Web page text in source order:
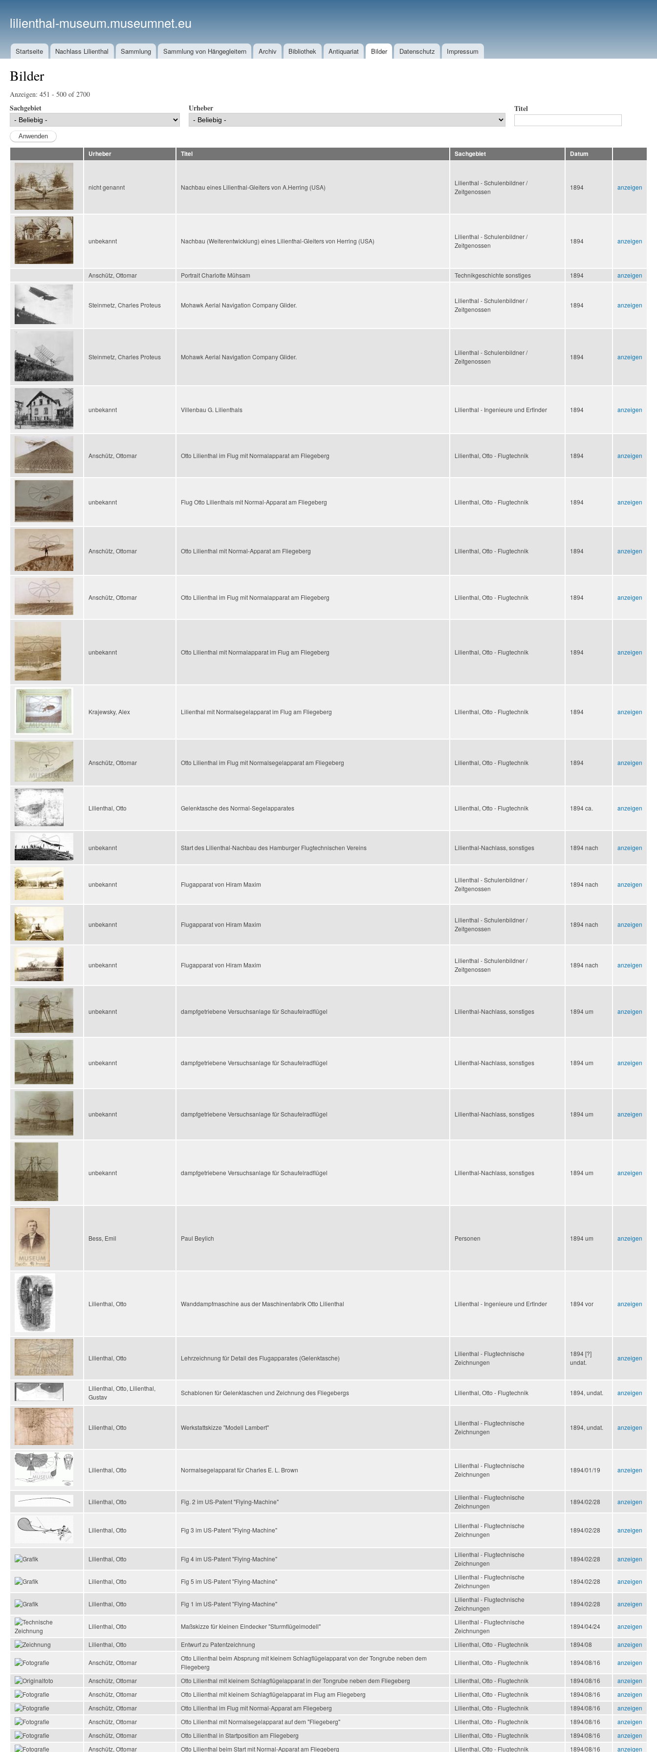
lilienthal-museum.museumnet.eu
Startseite Nachlass Lilienthal Sammlung Sammlung von Hängegleitern Archiv Bibliothek Antiquariat Bilder Datenschutz Impressum
Bilder
Anzeigen: 451 - 500 of 2700
Sachgebiet Urheber Titel
Urheber Titel Sachgebiet Datum
nicht genannt Nachbau eines Lilienthal-Gleiters von A.Herring (USA)
Lilienthal - Schulenbildner /
Zeitgenossen
1894 anzeigen
unbekannt Nachbau (Weiterentwicklung) eines Lilienthal-Gleiters von Herring (USA)
Lilienthal - Schulenbildner /
Zeitgenossen
1894 anzeigen
Anschütz, Ottomar Portrait Charlotte Mühsam Technikgeschichte sonstiges 1894 anzeigen
Steinmetz, Charles Proteus Mohawk Aerial Navigation Company Glider.
Lilienthal - Schulenbildner /
Zeitgenossen
1894 anzeigen
Steinmetz, Charles Proteus Mohawk Aerial Navigation Company Glider.
Lilienthal - Schulenbildner /
Zeitgenossen
1894 anzeigen
unbekannt Villenbau G. Lilienthals Lilienthal - Ingenieure und Erfinder 1894 anzeigen
Anschütz, Ottomar Otto Lilienthal im Flug mit Normalapparat am Fliegeberg Lilienthal, Otto - Flugtechnik 1894 anzeigen
unbekannt Flug Otto Lilienthals mit Normal-Apparat am Fliegeberg Lilienthal, Otto - Flugtechnik 1894 anzeigen
Anschütz, Ottomar Otto Lilienthal mit Normal-Apparat am Fliegeberg Lilienthal, Otto - Flugtechnik 1894 anzeigen
Anschütz, Ottomar Otto Lilienthal im Flug mit Normalapparat am Fliegeberg Lilienthal, Otto - Flugtechnik 1894 anzeigen
unbekannt Otto Lilienthal mit Normalapparat im Flug am Fliegeberg Lilienthal, Otto - Flugtechnik 1894 anzeigen
Krajewsky, Alex Lilienthal mit Normalsegelapparat im Flug am Fliegeberg Lilienthal, Otto - Flugtechnik 1894 anzeigen
Anschütz, Ottomar Otto Lilienthal im Flug mit Normalsegelapparat am Fliegeberg Lilienthal, Otto - Flugtechnik 1894 anzeigen
Lilienthal, Otto Gelenktasche des Normal-Segelapparates Lilienthal, Otto - Flugtechnik 1894 ca. anzeigen
unbekannt Start des Lilienthal-Nachbau des Hamburger Flugtechnischen Vereins Lilienthal-Nachlass, sonstiges 1894 nach anzeigen
unbekannt Flugapparat von Hiram Maxim
Lilienthal - Schulenbildner /
Zeitgenossen
1894 nach anzeigen
unbekannt Flugapparat von Hiram Maxim
Lilienthal - Schulenbildner /
Zeitgenossen
1894 nach anzeigen
unbekannt Flugapparat von Hiram Maxim
Lilienthal - Schulenbildner /
Zeitgenossen
1894 nach anzeigen
unbekannt dampfgetriebene Versuchsanlage für Schaufelradflügel Lilienthal-Nachlass, sonstiges 1894 um anzeigen
unbekannt dampfgetriebene Versuchsanlage für Schaufelradflügel Lilienthal-Nachlass, sonstiges 1894 um anzeigen
unbekannt dampfgetriebene Versuchsanlage für Schaufelradflügel Lilienthal-Nachlass, sonstiges 1894 um anzeigen
unbekannt dampfgetriebene Versuchsanlage für Schaufelradflügel Lilienthal-Nachlass, sonstiges 1894 um anzeigen
Bess, Emil Paul Beylich Personen 1894 um anzeigen
Lilienthal, Otto Wanddampfmaschine aus der Maschinenfabrik Otto Lilienthal Lilienthal - Ingenieure und Erfinder 1894 vor anzeigen
Lilienthal, Otto Lehrzeichnung für Detail des Flugapparates (Gelenktasche)
Lilienthal - Flugtechnische
Zeichnungen
1894 [?]
undat.
anzeigen
Lilienthal, Otto, Lilienthal,
Gustav
Schablonen für Gelenktaschen und Zeichnung des Fliegebergs Lilienthal, Otto - Flugtechnik 1894, undat. anzeigen
Lilienthal, Otto Werkstattskizze "Modell Lambert"
Lilienthal - Flugtechnische
Zeichnungen
1894, undat. anzeigen
Lilienthal, Otto Normalsegelapparat für Charles E. L. Brown
Lilienthal - Flugtechnische
Zeichnungen
1894/01/19 anzeigen
Lilienthal, Otto Fig. 2 im US-Patent "Flying-Machine"
Lilienthal - Flugtechnische
Zeichnungen
1894/02/28 anzeigen
Lilienthal, Otto Fig 3 im US-Patent "Flying-Machine"
Lilienthal - Flugtechnische
Zeichnungen
1894/02/28 anzeigen
Lilienthal, Otto Fig 4 im US-Patent "Flying-Machine"
Lilienthal - Flugtechnische
Zeichnungen
1894/02/28 anzeigen
Lilienthal, Otto Fig 5 im US-Patent "Flying-Machine"
Lilienthal - Flugtechnische
Zeichnungen
1894/02/28 anzeigen
Lilienthal, Otto Fig 1 im US-Patent "Flying-Machine"
Lilienthal - Flugtechnische
Zeichnungen
1894/02/28 anzeigen
Lilienthal, Otto Maßskizze für kleinen Eindecker "Sturmflügelmodell"
Lilienthal - Flugtechnische
Zeichnungen
1894/04/24 anzeigen
Lilienthal, Otto Entwurf zu Patentzeichnung Lilienthal, Otto - Flugtechnik 1894/08 anzeigen
Anschütz, Ottomar
Otto Lilienthal beim Absprung mit kleinem Schlagflügelapparat von der Tongrube neben dem
Fliegeberg
Lilienthal, Otto - Flugtechnik 1894/08/16 anzeigen
Anschütz, Ottomar Otto Lilienthal mit kleinem Schlagflügelapparat in der Tongrube neben dem Fliegeberg Lilienthal, Otto - Flugtechnik 1894/08/16
anzeigen
Anschütz, Ottomar
Otto Lilienthal mit kleinem Schlagflügelapparat im Flug am Fliegeberg Lilienthal, Otto - Flugtechnik 1894/08/16
anzeigen
Anschütz, Ottomar
Otto Lilienthal im Flug mit Normal-Apparat am Fliegeberg Lilienthal, Otto - Flugtechnik 1894/08/16
anzeigen
Anschütz, Ottomar
Otto Lilienthal mit Normalsegelapparat auf dem "Fliegeberg" Lilienthal, Otto - Flugtechnik 1894/08/16
anzeigen
Anschütz, Ottomar
Otto Lilienthal in Startposition am Fliegeberg Lilienthal, Otto - Flugtechnik 1894/08/16
anzeigen
Anschütz, Ottomar
Otto Lilienthal beim Start mit Normal-Apparat am Fliegeberg Lilienthal, Otto - Flugtechnik 1894/08/16 anzeigen